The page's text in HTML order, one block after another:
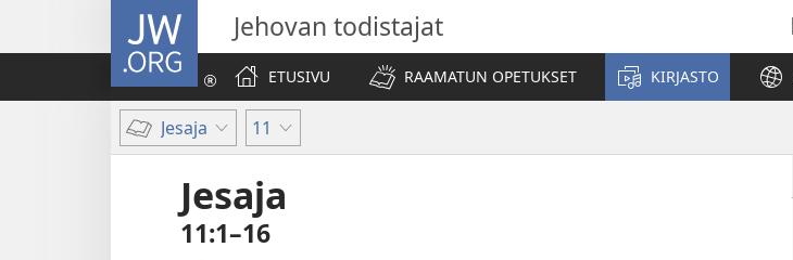
JW.ORG Jehovan todistajat
ETUSIVU
RAAMATUN OPETUKSET KIRJASTO
Jesaja 11
Jesaja
11:1–16